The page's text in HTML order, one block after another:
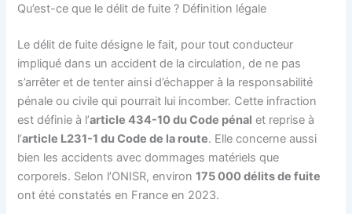
Qu’est-ce que le délit de fuite ? Définition légale
Le délit de fuite désigne le fait, pour tout conducteur
impliqué dans un accident de la circulation, de ne pas
s’arrêter et de tenter ainsi d’échapper à la responsabilité
pénale ou civile qui pourrait lui incomber. Cette infraction
est définie à l’article 434-10 du Code pénal et reprise à
l’article L231-1 du Code de la route. Elle concerne aussi
bien les accidents avec dommages matériels que
corporels. Selon l’ONISR, environ175 000 délits de fuite
ont été constatés en France en 2023.